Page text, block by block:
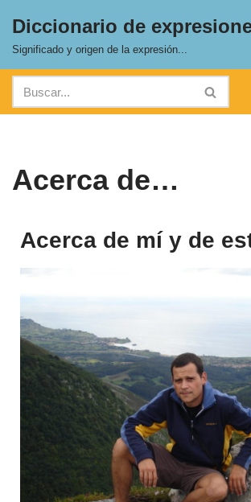
Saltar
contenido
Diccionario de
Significado y origen de la expresión...
Acerca de…
Acerca de mí y de